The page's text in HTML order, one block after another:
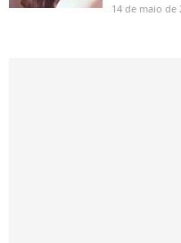
14 de maio de